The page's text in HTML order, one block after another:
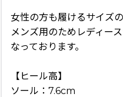
女性の方も履けるサイズ
メンズ用のためレディー
なっております。
【ヒール高】
ソール：7.6cm